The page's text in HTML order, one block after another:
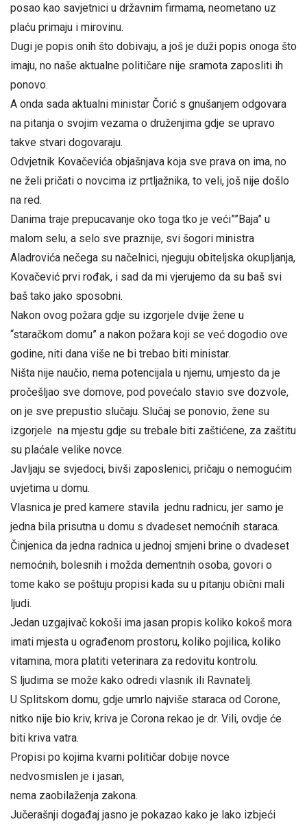
posao kao savjetnici u državnim firmama, neometano uz
plaću primaju i mirovinu.
Dugi je popis onih što dobivaju, a još je duži popis onoga što
imaju, no naše aktualne političare nije sramota zaposliti ih
ponovo.
A onda sada aktualni ministar Čorić s gnušanjem odgovara
na pitanja o svojim vezama o druženjima gdje se upravo
takve stvari dogovaraju.
Odvjetnik Kovačevića objašnjava koja sve prava on ima, no
ne želi pričati o novcima iz prtljažnika, to veli, još nije došlo
na red.
Danima traje prepucavanje oko toga tko je veći””Baja” u
malom selu, a selo sve praznije, svi šogori ministra
Aladrovića nečega su načelnici, njeguju obiteljska okupljanja,
Kovačević prvi rođak, i sad da mi vjerujemo da su baš svi
baš tako jako sposobni.
Nakon ovog požara gdje su izgorjele dvije žene u
“staračkom domu” a nakon požara koji se već dogodio ove
godine, niti dana više ne bi trebao biti ministar.
Ništa nije naučio, nema potencijala u njemu, umjesto da je
pročešljao sve domove, pod povećalo stavio sve dozvole,
on je sve prepustio slučaju. Slučaj se ponovio, žene su
izgorjele na mjestu gdje su trebale biti zaštićene, za zaštitu
su plaćale velike novce.
Javljaju se svjedoci, bivši zaposlenici, pričaju o nemogućim
uvjetima u domu.
Vlasnica je pred kamere stavila jednu radnicu, jer samo je
jedna bila prisutna u domu s dvadeset nemoćnih staraca.
Činjenica da jedna radnica u jednoj smjeni brine o dvadeset
nemoćnih, bolesnih i možda dementnih osoba, govori o
tome kako se poštuju propisi kada su u pitanju obični mali
ljudi.
Jedan uzgajivač kokoši ima jasan propis koliko kokoš mora
imati mjesta u ograđenom prostoru, koliko pojilica, koliko
vitamina, mora platiti veterinara za redovitu kontrolu.
S ljudima se može kako odredi vlasnik ili Ravnatelj.
U Splitskom domu, gdje umrlo najviše staraca od Corone,
nitko nije bio kriv, kriva je Corona rekao je dr. Vili, ovdje će
biti kriva vatra.
Propisi po kojima kvarni političar dobije novce
nedvosmislen je i jasan,
nema zaobilaženja zakona.
Jučerašnji događaj jasno je pokazao kako je lako izbjeći